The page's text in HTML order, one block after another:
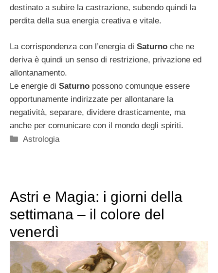
destinato a subire la castrazione, subendo quindi la
perdita della sua energia creativa e vitale.
La corrispondenza con l’energia di Saturno che ne
deriva è quindi un senso di restrizione, privazione ed
allontanamento.
Le energie di Saturno possono comunque essere
opportunamente indirizzate per allontanare la
negatività, separare, dividere drasticamente, ma
anche per comunicare con il mondo degli spiriti.
Categorie
Astrologia
Astri e Magia: i giorni della
settimana – il colore del
venerdì